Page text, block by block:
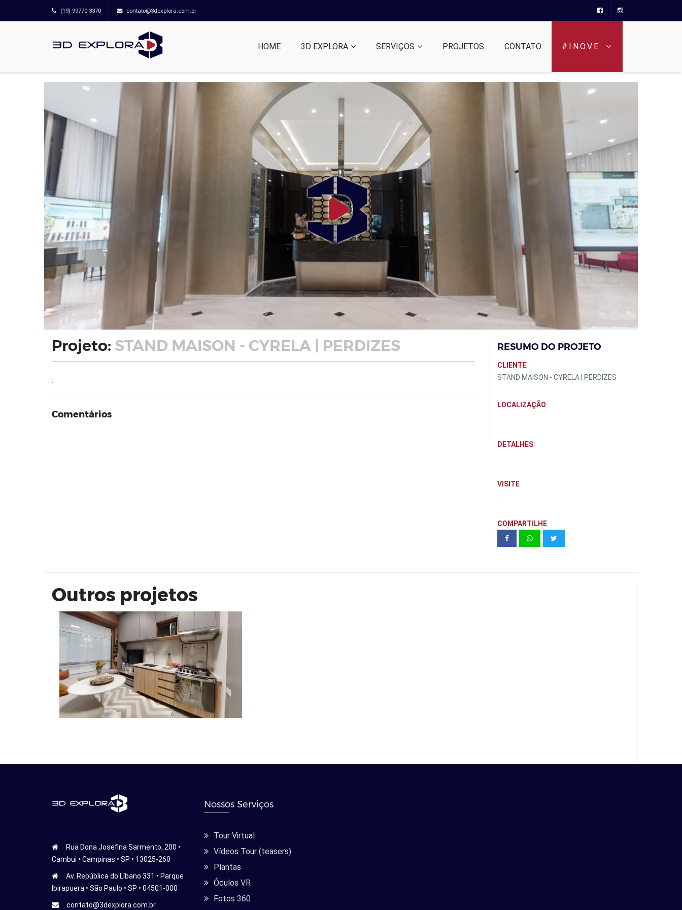
(19) 99770-3370 contato@3dexplora.com.br
HOME 3D EXPLORA SERVIÇOS PROJETOS CONTATO #INOVE
Projeto: STAND MAISON - CYRELA | PERDIZES
Comentários
RESUMO DO PROJETO
CLIENTE
STAND MAISON - CYRELA | PERDIZES
LOCALIZAÇÃO
DETALHES
VISITE
COMPARTILHE
Outros projetos
CYRELA ATMOSFERA 360º -
Rua Dona Josefina Sarmento, 200 •
Cambui • Campinas • SP • 13025-260
Av. República do Líbano 331 • Parque
Ibirapuera • São Paulo • SP • 04501-000
contato@3dexplora.com.br
Nossos Serviços
Tour Virtual
Vídeos Tour (teasers)
Plantas
Óculos VR
Fotos 360